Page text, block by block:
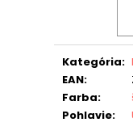
Kategória:
EAN:
Farba:
Pohlavie: